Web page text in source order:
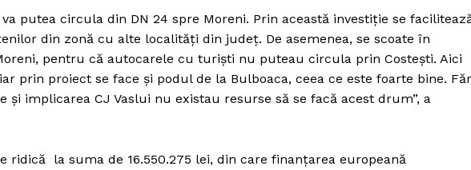
Un proiect
FREEDOM HOUSE
ROMÂNIA
putea circula din DN 24 spre Moreni. Prin această investiție se
din zonă cu alte localități din județ. De asemenea, se scoate în
pentru că autocarele cu turiști nu puteau circula prin Costești. Aici
prin proiect se face și podul de la Bulboaca, ceea ce este foarte bine.
și implicarea CJ Vaslui nu existau resurse să se facă acest drum”, a
ridică la suma de 16.550.275 lei, din care finanțarea europeană